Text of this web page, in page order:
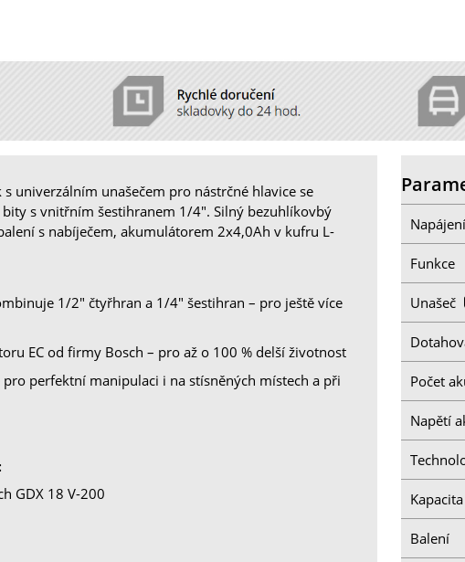
univerzálním unašečem pro nástrčné hlavice se
s vnitřním šestihranem 1/4". Silný bezuhlíkovbý
s nabíječem, akumulátorem 2x4,0Ah v kufru L-
1/2" čtyřhran a 1/4" šestihran – pro ještě více
EC od firmy Bosch – pro až o 100 % delší životnost
perfektní manipulaci i na stísněných místech a při
GDX 18 V-200
Funkce
Unašeč
Počet
Napětí
Balení